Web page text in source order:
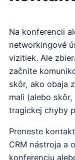
Na konferencii
networkingové
vizitiek. Ale
začnite
skôr, ako obaja
mali (alebo
tragickej chyby
Preneste
CRM nástroja a
konferenciu